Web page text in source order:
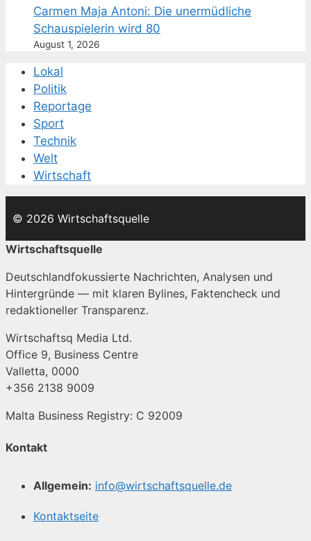
Carmen Maja Antoni: Die unermüdliche
Schauspielerin wird 80
August 1, 2026
Lokal
Politik
Reportage
Sport
Technik
Welt
Wirtschaft
© 2026 Wirtschaftsquelle
Wirtschaftsquelle
Deutschlandfokussierte Nachrichten, Analysen und
Hintergründe — mit klaren Bylines, Faktencheck und
redaktioneller Transparenz.
Wirtschaftsq Media Ltd.
Office 9, Business Centre
Valletta, 0000
+356 2138 9009
Malta Business Registry: C 92009
Kontakt
Allgemein: info@wirtschaftsquelle.de
Kontaktseite